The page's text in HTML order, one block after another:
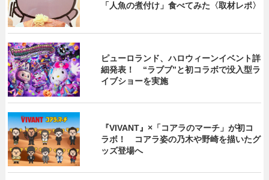
「人魚の煮付け」食べてみた〈取材レポ〉
ピューロランド、ハロウィーンイベント詳
細発表！ “ラブブ”と初コラボで没入型ラ
イブショーを実施
『VIVANT』×「コアラのマーチ」が初コ
ラボ！ コアラ姿の乃木や野崎を描いたグ
ッズ登場へ